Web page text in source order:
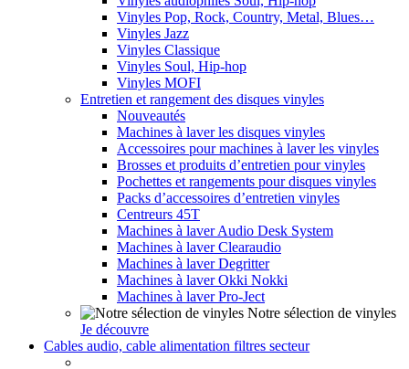
Vinyles Pop, Rock, Country, Metal, Blues…
Vinyles Jazz
Vinyles Classique
Vinyles Soul, Hip-hop
Vinyles MOFI
Entretien et rangement des disques vinyles
Nouveautés
Machines à laver les disques vinyles
Accessoires pour machines à laver les vinyles
Brosses et produits d’entretien pour vinyles
Pochettes et rangements pour disques vinyles
Packs d’accessoires d’entretien vinyles
Centreurs 45T
Machines à laver Audio Desk System
Machines à laver Clearaudio
Machines à laver Degritter
Machines à laver Okki Nokki
Machines à laver Pro-Ject
Notre sélection de vinyles
Je découvre
Cables audio, cable alimentation filtres secteur